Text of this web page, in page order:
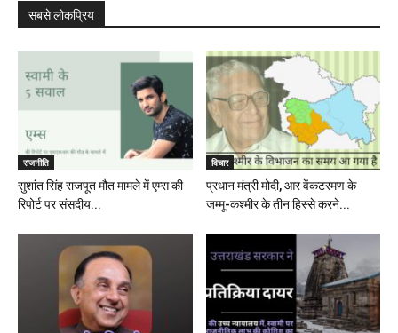
सबसे लोकप्रिय
राजनीति
सुशांत सिंह राजपूत मौत मामले में एम्स की
रिपोर्ट पर संसदीय...
विचार
प्रधान मंत्री मोदी, आर वेंकटरमण के
जम्मू-कश्मीर के तीन हिस्से करने...